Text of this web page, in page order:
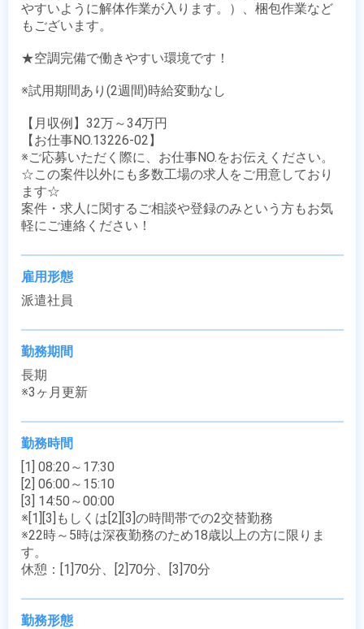
やすいように解体作業が入ります。）、梱包作業など
もございます。
★空調完備で働きやすい環境です！
※試用期間あり(2週間)時給変動なし
【月収例】32万～34万円
【お仕事NO.13226-02】
※ご応募いただく際に、お仕事NO.をお伝えください。
☆この案件以外にも多数工場の求人をご用意しており
ます☆
案件・求人に関するご相談や登録のみという方もお気
軽にご連絡ください！
雇用形態
派遣社員
勤務期間
長期
※3ヶ月更新
勤務時間
[1] 08:20～17:30
[2] 06:00～15:10
[3] 14:50～00:00
※[1][3]もしくは[2][3]の時間帯での2交替勤務
※22時～5時は深夜勤務のため18歳以上の方に限りま
す。
休憩：[1]70分、[2]70分、[3]70分
勤務形態